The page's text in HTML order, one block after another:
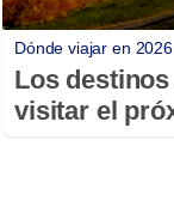
Dónde viajar en 2026
Los
visitar el